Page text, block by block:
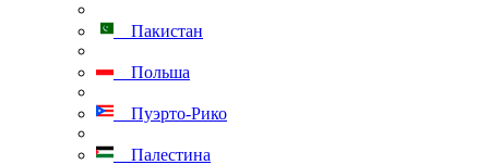
Пакистан
Польша
Пуэрто-Рико
Палестина